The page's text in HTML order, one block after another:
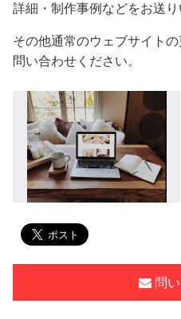
詳細・制作事例などをお送り
その他通常のウェブサイト
問い合わせください。
問